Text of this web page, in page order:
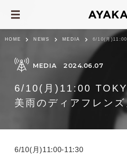
HOME NEWS MEDIA
MEDIA 2024.06.07
6/10(月)11:00
美雨のディアフレンズ
6/10(月)11:00-11:30